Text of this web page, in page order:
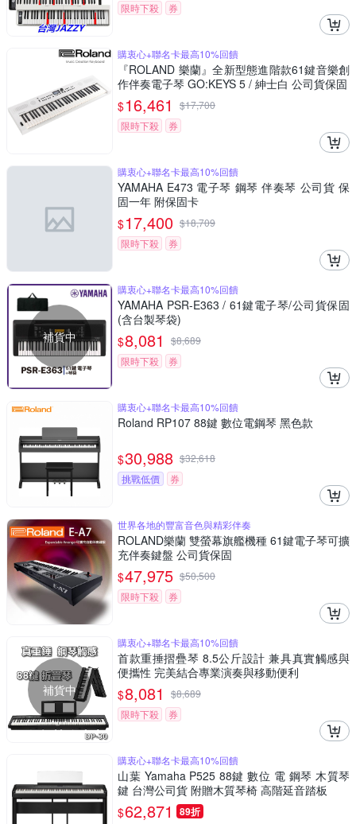
限時下殺
券
購衷心+聯名卡最高10%回饋
『ROLAND 樂蘭』全新型態進階款61鍵音樂創
作伴奏電子琴 GO:KEYS 5 / 紳士白 公司貨保固
$16,461 $17,700
限時下殺
券
購衷心+聯名卡最高10%回饋
YAMAHA E473 電子琴 鋼琴 伴奏琴 公司貨 保
固一年 附保固卡
$17,400 $18,709
限時下殺
券
補貨中
購衷心+聯名卡最高10%回饋
YAMAHA PSR-E363 / 61鍵電子琴/公司貨保固
(含台製琴袋)
$8,081 $8,689
限時下殺
券
購衷心+聯名卡最高10%回饋
Roland RP107 88鍵 數位電鋼琴 黑色款
$30,988 $32,618
挑戰低價
券
世界各地的豐富音色與精彩伴奏
ROLAND樂蘭 雙️螢幕旗艦機種 61鍵電子琴可擴
充伴奏鍵盤 公司貨保固
$47,975 $50,500
限時下殺
券
補貨中
購衷心+聯名卡最高10%回饋
首款重捶摺疊琴 8.5公斤設計 兼具真實觸感與
便攜性 完美結合專業演奏與移動便利
$8,081 $8,689
限時下殺
券
購衷心+聯名卡最高10%回饋
山葉 Yamaha P525 88鍵 數位 電 鋼琴 木質琴
鍵 台灣公司貨 附贈木質琴椅 高階延音踏板
$62,871 89折